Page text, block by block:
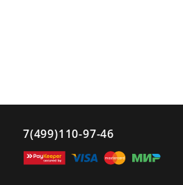
7(499)110-97-46